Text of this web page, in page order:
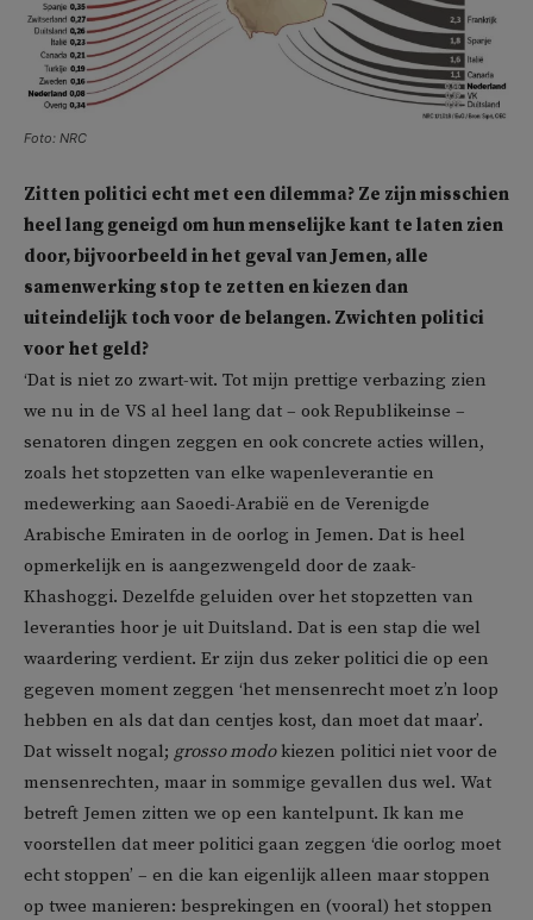
Foto: NRC
Zitten politici echt met een dilemma? Ze zijn misschien
heel lang geneigd om hun menselijke kant te laten zien
door, bijvoorbeeld in het geval van Jemen, alle
samenwerking stop te zetten en kiezen dan
uiteindelijk toch voor de belangen. Zwichten politici
voor het geld?
‘Dat is niet zo zwart-wit. Tot mijn prettige verbazing zien
we nu in de VS al heel lang dat – ook Republikeinse –
senatoren dingen zeggen en ook concrete acties willen,
zoals het stopzetten van elke wapenleverantie en
medewerking aan Saoedi-Arabië en de Verenigde
Arabische Emiraten in de oorlog in Jemen. Dat is heel
opmerkelijk en is aangezwengeld door de zaak-
Khashoggi. Dezelfde geluiden over het stopzetten van
leveranties hoor je uit Duitsland. Dat is een stap die wel
waardering verdient. Er zijn dus zeker politici die op een
gegeven moment zeggen ‘het mensenrecht moet z’n loop
hebben en als dat dan centjes kost, dan moet dat maar’.
Dat wisselt nogal; grosso modokiezen politici niet voor de
mensenrechten, maar in sommige gevallen dus wel. Wat
betreft Jemen zitten we op een kantelpunt. Ik kan me
voorstellen dat meer politici gaan zeggen ‘die oorlog moet
echt stoppen’ – en die kan eigenlijk alleen maar stoppen
op twee manieren: besprekingen en (vooral) het stoppen